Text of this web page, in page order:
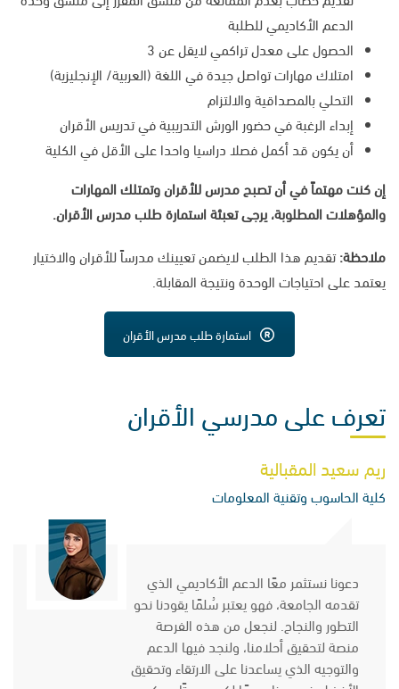
الدعم الأكاديمي للطلبة
الحصول على معدل تراكمي لايقل عن 3
امتلاك مهارات تواصل جيدة في اللغة (العربية/ الإنجليزية)
التحلي بالمصداقية والالتزام
إبداء الرغبة في حضور الورش التدريبية في تدريس الأقران
أن يكون قد أكمل فصلا دراسيا واحدا على الأقل في الكلية
إن كنت مهتماً في أن تصبح مدرس للأقران وتمتلك المهارات
والمؤهلات المطلوبة، يرجى تعبئة استمارة طلب مدرس الأقران.
ملاحظة:تقديم هذا الطلب لايضمن تعيينك مدرساً للأقران والاختيار
يعتمد على احتياجات الوحدة ونتيجة المقابلة.
استمارة طلب مدرس الأقران
تعرف على مدرسي الأقران
ريم سعيد المقبالية
كلية الحاسوب وتقنية المعلومات
دعونا نستثمر معًا الدعم الأكاديمي الذي
تقدمه الجامعة، فهو يعتبر سُلمًا يقودنا نحو
التطور والنجاح. لنجعل من هذه الفرصة
منصة لتحقيق أحلامنا، ولنجد فيها الدعم
والتوجيه الذي يساعدنا على الارتقاء وتحقيق